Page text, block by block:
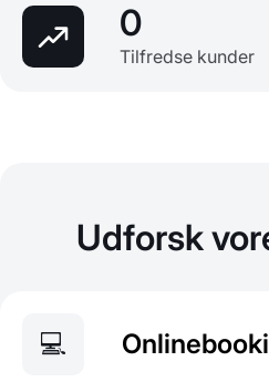
0
Tilfredse kunder
Udforsk
💻